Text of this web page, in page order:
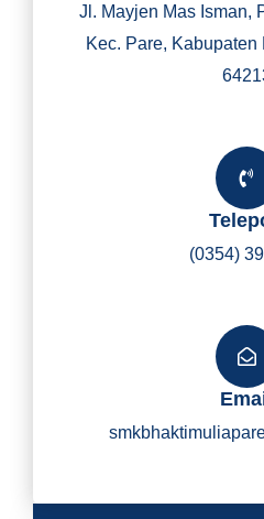
Y
Jl. Mayjen Mas Isman,
Kec. Pare,
(0354)